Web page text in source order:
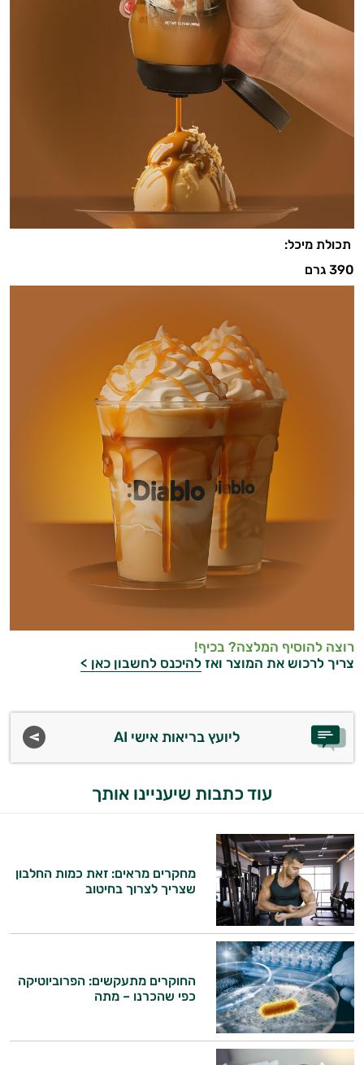
תכולת מיכל:
390 גרם
רוצה להוסיף המלצה? בכיף!
צריך לרכוש את המוצר ואז להיכנס לחשבון כאן >
ליועץ בריאות אישי AI
עוד כתבות שיעניינו אותך
מחקרים מראים: זאת כמות החלבון
שצריך לצרוך בחיטוב
החוקרים מתעקשים: הפרוביוטיקה
כפי שהכרנו – מתה
היי,
אני יועץ הבריאות האישי AI של טבע בריא.
התשובות שלי מבוססות על מאגרי מידע קליניים
וספרות מקצועית בתחומי הרפואה הטבעית
ותזונת הספורט.
אני כאן כדי לעזור לך להתאים את תוספי